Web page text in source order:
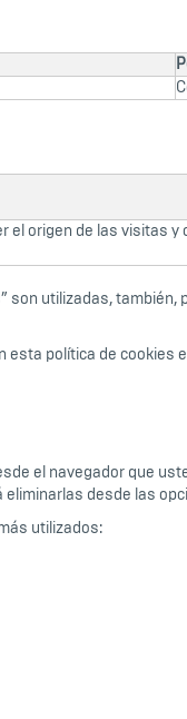
el origen de las visitas y
son utilizadas,
política de cookies
el navegador que
desde las
utilizados: